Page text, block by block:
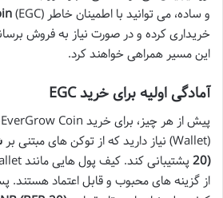
و ساده، می توانید با اطمینان خاطر
خریداری کرده و در صورت نیاز به فروش
این مسیر همراهی خواهند کرد.
آمادگی اولیه برای خرید EGC
(Wallet) نیاز دارید که از توکن های مبتنی بر
20)
از گزینه های محبوب و قابل اعتماد هستند.